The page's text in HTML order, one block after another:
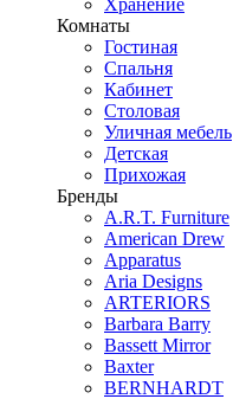
Хранение
Комнаты
Гостиная
Спальня
Кабинет
Столовая
Уличная мебель
Детская
Прихожая
Бренды
A.R.T. Furniture
American Drew
Apparatus
Aria Designs
ARTERIORS
Barbara Barry
Bassett Mirror
Baxter
BERNHARDT